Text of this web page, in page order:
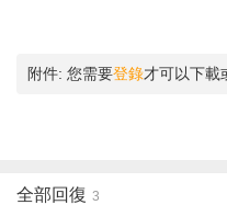
附件: 您需要登錄才可以下載
全部回復 3